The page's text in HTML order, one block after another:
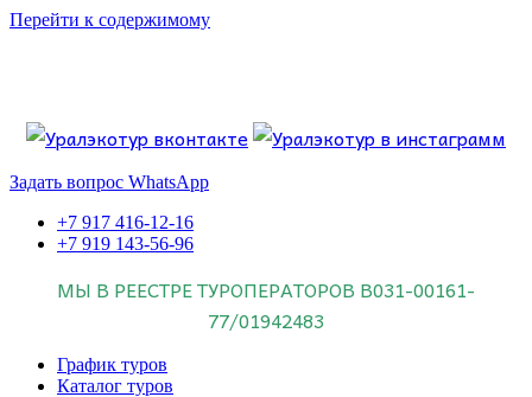
Перейти к содержимому
Знайте об этом.
Задать вопрос WhatsApp
+7 917 416-12-16
+7 919 143-56-96
МЫ В РЕЕСТРЕ ТУРОПЕРАТОРОВ В031-00161-
77/01942483
График туров
Каталог туров